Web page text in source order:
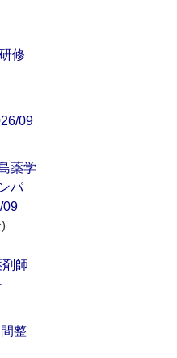
修
09
薬学
パ
09
師
整